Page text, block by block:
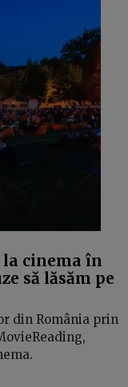
la cinema în
să lăsăm pe
din România prin